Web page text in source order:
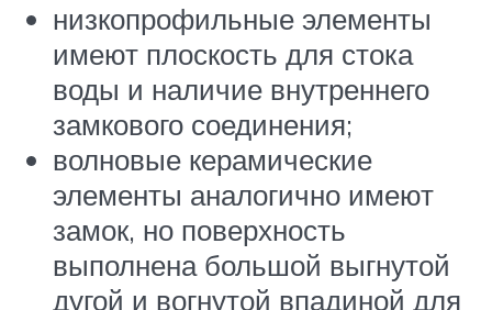
низкопрофильные элементы
имеют плоскость для стока
воды и наличие внутреннего
замкового соединения;
волновые керамические
элементы аналогично имеют
замок, но поверхность
выполнена большой выгнутой
дугой и вогнутой впадиной для